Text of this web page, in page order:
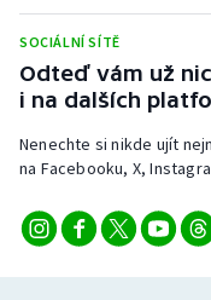
SOCIÁLNÍ SÍTĚ
Odteď vám už
i na dalších
Nenechte si nikde ujít
na Facebooku, X,